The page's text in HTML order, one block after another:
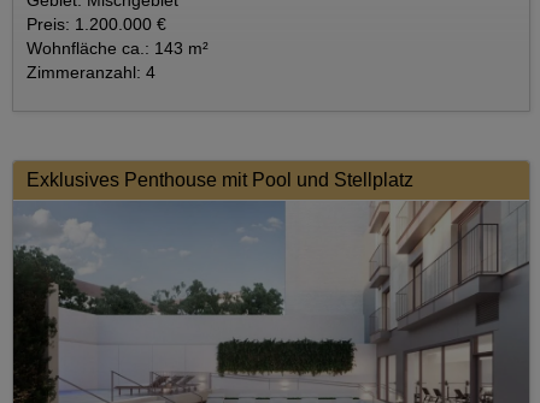
Preis: 1.200.000 €
Wohnfläche ca.: 143 m²
Zimmeranzahl: 4
Exklusives Penthouse mit Pool und Stellplatz